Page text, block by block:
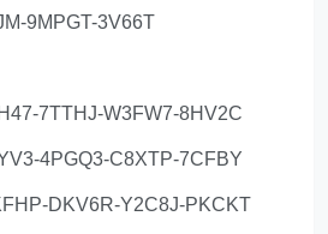
9MPGT-3V66T
7TTHJ-W3FW7-8HV2C
4PGQ3-C8XTP-7CFBY
DKV6R-Y2C8J-PKCKT